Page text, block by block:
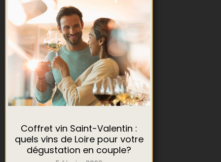
Coffret vin Saint-Valentin :
quels vins de Loire pour votre
dégustation en couple?